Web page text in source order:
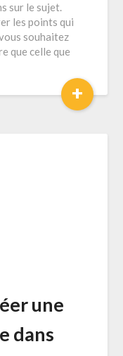
sur le sujet.
les points qui
souhaitez
que celle que
+
une
dans